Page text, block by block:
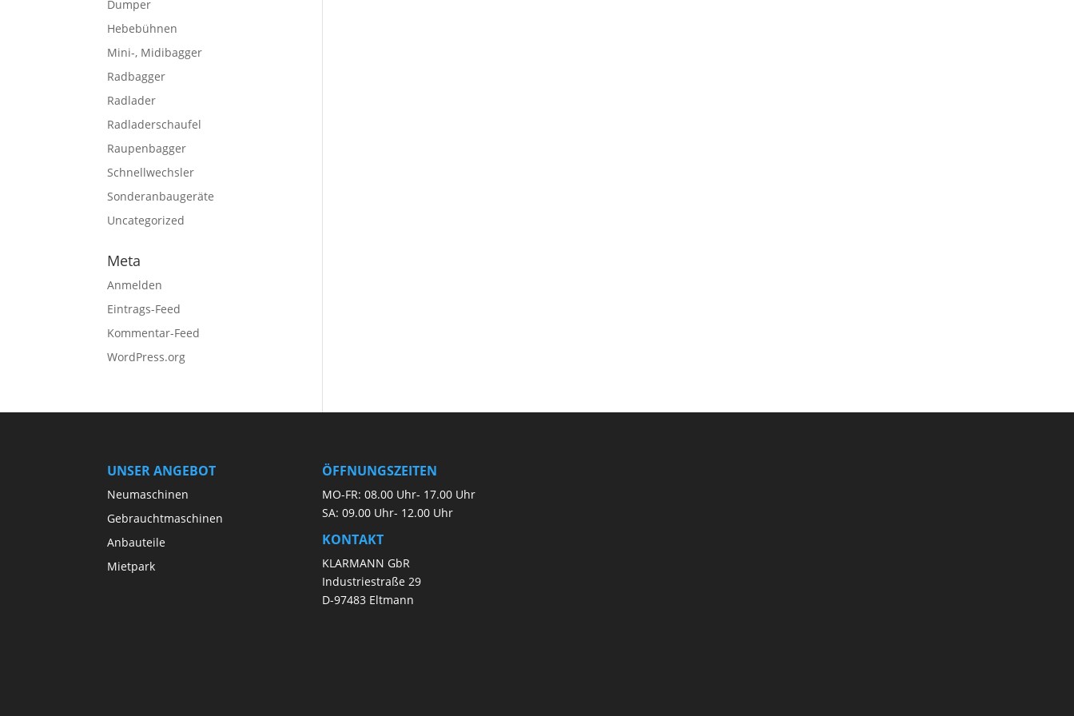
Dumper
Hebebühnen
Mini-, Midibagger
Radbagger
Radlader
Radladerschaufel
Raupenbagger
Schnellwechsler
Sonderanbaugeräte
Uncategorized
Meta
Anmelden
Eintrags-Feed
Kommentar-Feed
WordPress.org
UNSER ANGEBOT
Neumaschinen
Gebrauchtmaschinen
Anbauteile
Mietpark
ÖFFNUNGSZEITEN
MO-FR: 08.00 Uhr- 17.00 Uhr
SA: 09.00 Uhr- 12.00 Uhr
KONTAKT
KLARMANN GbR
Industriestraße 29
D-97483 Eltmann